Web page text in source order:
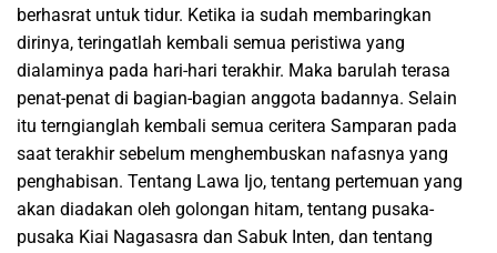
berhasrat untuk tidur. Ketika ia sudah membaringkan
dirinya, teringatlah kembali semua peristiwa yang
dialaminya pada hari-hari terakhir. Maka barulah terasa
penat-penat di bagian-bagian anggota badannya. Selain
itu terngianglah kembali semua ceritera Samparan pada
saat terakhir sebelum menghembuskan nafasnya yang
penghabisan. Tentang Lawa Ijo, tentang pertemuan yang
akan diadakan oleh golongan hitam, tentang pusaka-
pusaka Kiai Nagasasra dan Sabuk Inten, dan tentang